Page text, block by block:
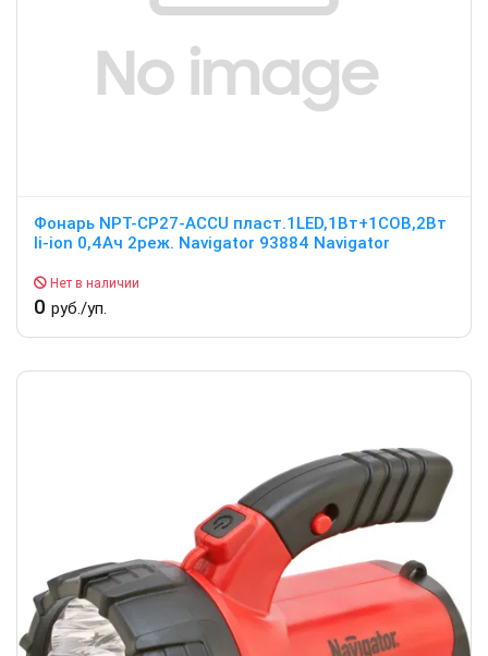
Фонарь NPT-CP27-ACCU пласт.1LED,1Вт+1COB,2Вт
li-ion 0,4Ач 2реж. Navigator 93884 Navigator
Нет в наличии
0 руб./уп.